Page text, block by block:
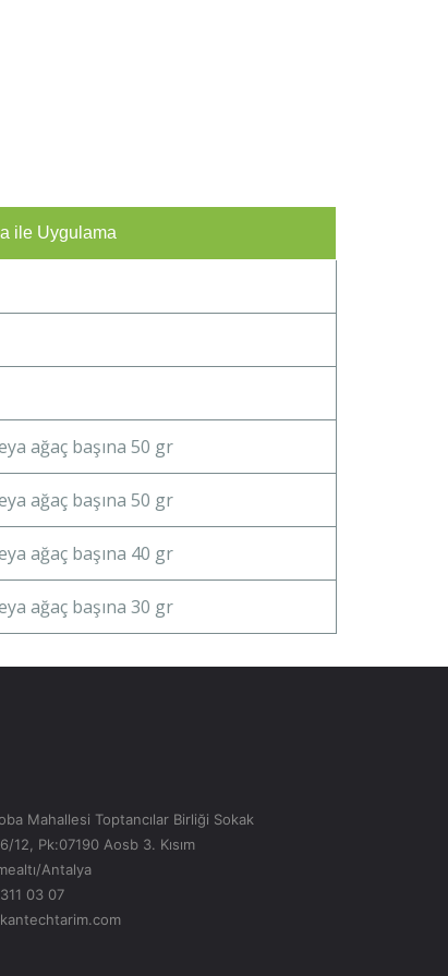
ile Uygulama
ağaç başına 50 gr
ağaç başına 50 gr
ağaç başına 40 gr
ağaç başına 30 gr
Mahallesi Toptancılar Birliği Sokak
12, Pk:07190 Aosb 3. Kısım
Antalya
03 07